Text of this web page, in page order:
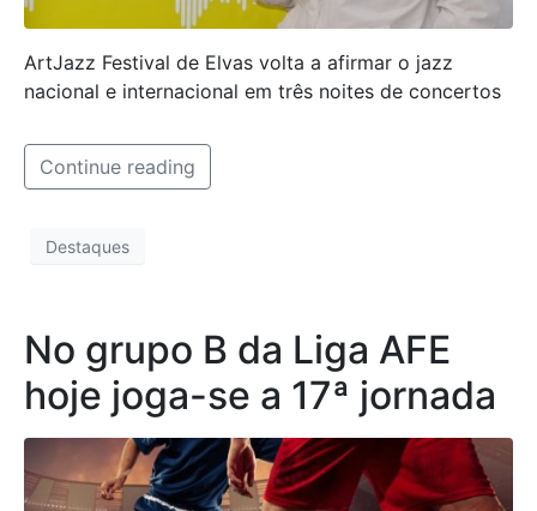
ArtJazz Festival de Elvas volta a afirmar o jazz
nacional e internacional em três noites de concertos
Continue reading
Destaques
No grupo B da Liga AFE
hoje joga-se a 17ª jornada